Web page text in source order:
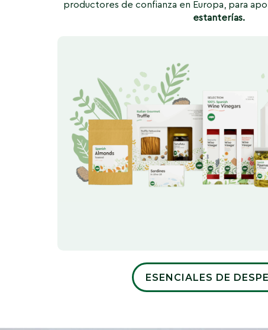
productores de confianza en Europa, para
estanterías.
ESENCIALES DE